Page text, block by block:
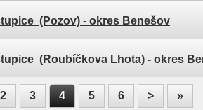
(Pozov) - okres Benešov
(Roubíčkova Lhota) - okres
2 3 4 5 6 > »